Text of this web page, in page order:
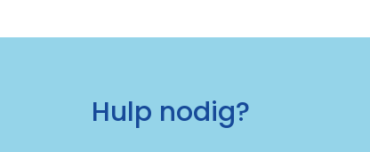
Hulp nodig?